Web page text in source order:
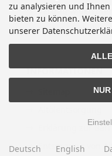
Vertrag
Cookie
INFORMATIONEN
Erklärung zur
Entsorgung von
zu analysieren und
bieten zu können.
unserer
Deutsch English